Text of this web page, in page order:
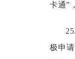
卡通”
极申